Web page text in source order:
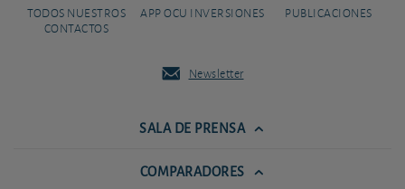
TODOS NUESTROS
CONTACTOS
APP OCU INVERSIONES PUBLICACIONES
Newsletter
SALA DE PRENSA
COMPARADORES